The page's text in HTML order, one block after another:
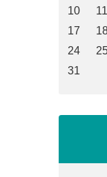
10
11
17
24
31